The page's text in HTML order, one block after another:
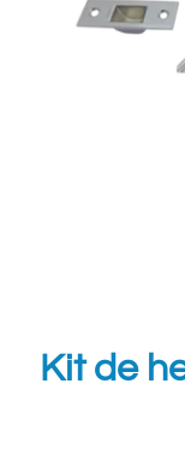
Kit de